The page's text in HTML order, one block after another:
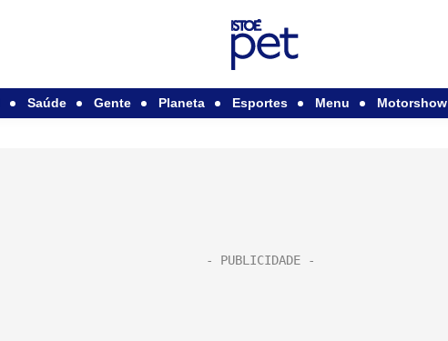
Saúde Gente Planeta Esportes Menu Motorshow